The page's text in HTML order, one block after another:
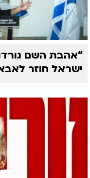
"אהבת השם
ישראל חוזר